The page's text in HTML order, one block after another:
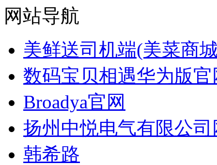
网站导航
美鲜送司机端(美菜商
数码宝贝相遇华为版官
Broadya官网
扬州中悦电气有限公司
韩希路